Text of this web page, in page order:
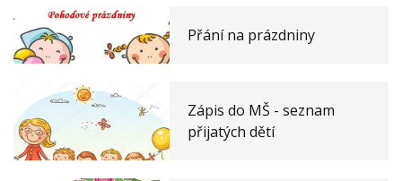
Přání na prázdniny
Zápis do MŠ - seznam
přijatých dětí